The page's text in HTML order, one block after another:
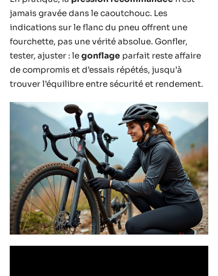
jamais gravée dans le caoutchouc. Les
indications sur le flanc du pneu offrent une
fourchette, pas une vérité absolue. Gonfler,
tester, ajuster : legonflage parfait reste affaire
de compromis et d’essais répétés, jusqu’à
trouver l’équilibre entre sécurité et rendement.